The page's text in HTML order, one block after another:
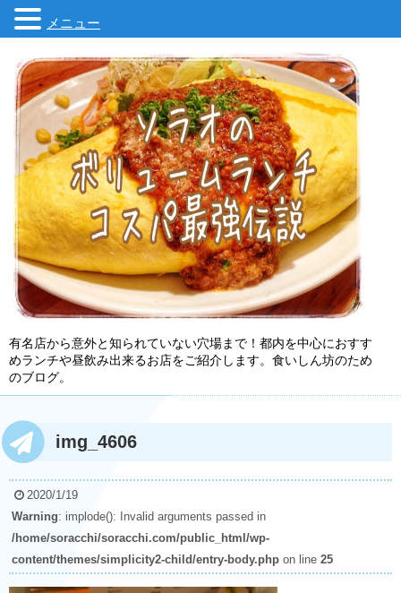
有名店から意外と知られていない穴場まで！都内を中心におすす
めランチや昼飲み出来るお店をご紹介します。食いしん坊のため
のブログ。
img_4606
2020/1/19
Warning: implode(): Invalid arguments passed in
/home/soracchi/soracchi.com/public_html/wp-
content/themes/simplicity2-child/entry-body.php on line 25
メニュー